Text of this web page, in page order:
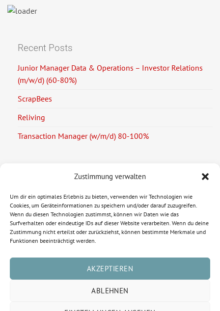
Zustimmung verwalten
Um dir ein optimales Erlebnis zu bieten, verwenden wir Technologien wie
Cookies, um Geräteinformationen zu speichern und/oder darauf zuzugreifen.
Wenn du diesen Technologien zustimmst, können wir Daten wie das
Surfverhalten oder eindeutige IDs auf dieser Website verarbeiten. Wenn du deine
Zustimmung nicht erteilst oder zurückziehst, können bestimmte Merkmale und
Funktionen beeinträchtigt werden.
AKZEPTIEREN
ABLEHNEN
Recent Posts
Junior Manager Data & Operations – Investor Relations
(m/w/d) (60-80%)
ScrapBees
Reliving
Transaction Manager (w/m/d) 80-100%
Rechtliche Informationen
Impressum
Datenschutzerklärung